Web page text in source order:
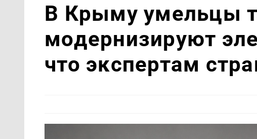
В Крыму умельцы
модернизируют
что экспертам